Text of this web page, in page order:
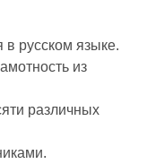
русском языке.
из
различных